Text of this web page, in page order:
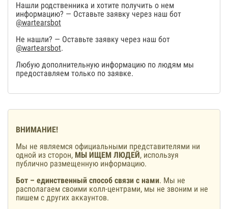
Нашли родственника и хотите получить о нем
информацию? — Оставьте заявку через наш бот
@wartearsbot
Не нашли? — Оставьте заявку через наш бот
@wartearsbot.
Любую дополнительную информацию по людям мы
предоставляем только по заявке.
ВНИМАНИЕ!
Мы не являемся официальными представителями ни
одной из сторон, МЫ ИЩЕМ ЛЮДЕЙ, используя
публично размещенную информацию.
Бот – единственный способ связи с нами. Мы не
располагаем своими колл-центрами, мы не звоним и не
пишем с других аккаунтов.